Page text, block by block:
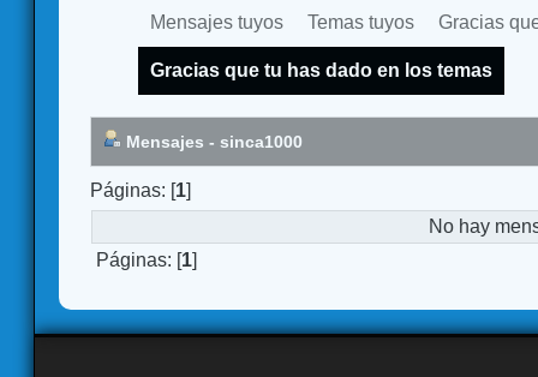
Mensajes tuyos Temas tuyos Gracias
Gracias que tu has dado en los temas
Mensajes - sinca1000
Páginas: [1]
No hay
Páginas: [1]